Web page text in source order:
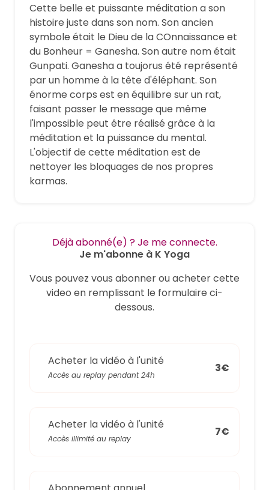
Cette belle et puissante méditation a son
histoire juste dans son nom. Son ancien
symbole était le Dieu de la COnnaissance et
du Bonheur = Ganesha. Son autre nom était
Gunpati. Ganesha a toujorus été représenté
par un homme à la tête d'éléphant. Son
énorme corps est en équilibre sur un rat,
faisant passer le message que même
l'impossible peut être réalisé grâce à la
méditation et la puissance du mental.
L'objectif de cette méditation est de
nettoyer les bloquages de nos propres
karmas.
Déjà abonné(e) ? Je me connecte.
Je m'abonne à K Yoga
Vous pouvez vous abonner ou acheter cette
video en remplissant le formulaire ci-
dessous.
Acheter la vidéo à l'unité
Accès au replay pendant 24h
3€
Acheter la vidéo à l'unité
Accès illimité au replay
7€